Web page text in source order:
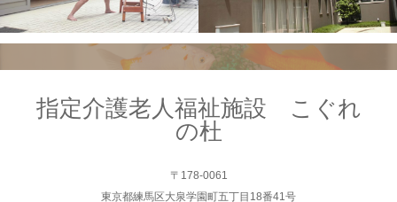
指定介護老人福祉施設 こぐれ
の杜
〒178-0061
東京都練馬区大泉学園町五丁目18番41号